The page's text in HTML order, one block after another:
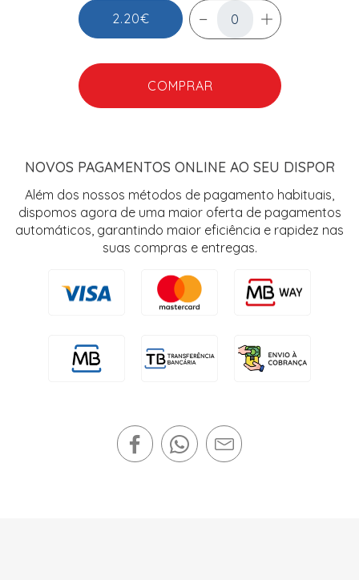
2.20€
COMPRAR
NOVOS PAGAMENTOS ONLINE AO SEU DISPOR
Além dos nossos métodos de pagamento habituais,
dispomos agora de uma maior oferta de pagamentos
automáticos, garantindo maior eficiência e rapidez nas
suas compras e entregas.